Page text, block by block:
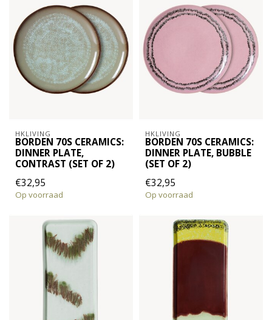
HKLIVING
BORDEN 70S CERAMICS:
DINNER PLATE,
CONTRAST (SET OF 2)
€32,95
Op voorraad
HKLIVING
BORDEN 70S CERAMICS:
DINNER PLATE, BUBBLE
(SET OF 2)
€32,95
Op voorraad